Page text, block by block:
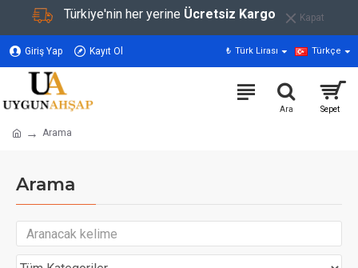
Türkiye'nin her yerine Ücretsiz Kargo Kapat
Giriş Yap Kayıt Ol ₺ Türk Lirası Türkçe
Arama
Arama